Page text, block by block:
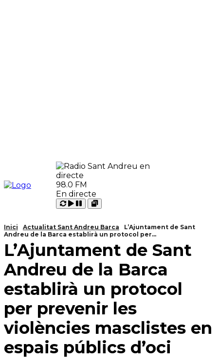
98.0 FM
En directe
Carregant
Reproduir
Pausar
Open
Inici Actualitat Sant Andreu Barca
L’Ajuntament de Sant
Andreu de la Barca establirà un protocol per...
L’Ajuntament de Sant
Andreu de la Barca
establirà un protocol
per prevenir les
violències masclistes en
espais públics d’oci